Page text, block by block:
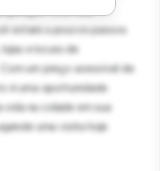
Com sua
estará a poucos passos
e locais de
um preço acessível de
é uma oportunidade
na cidade em sua
uma visita hoje